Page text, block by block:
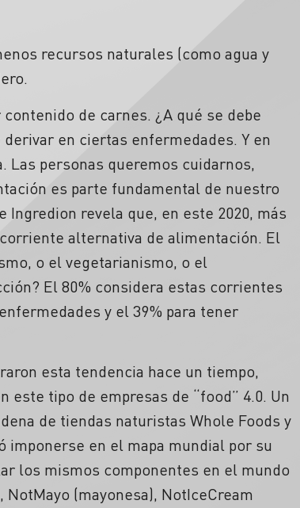
recursos naturales (como agua y
de carnes. ¿A qué se debe
en ciertas enfermedades. Y en
Las personas queremos cuidarnos,
es parte fundamental de nuestro
revela que, en este 2020, más
alternativa de alimentación. El
o el vegetarianismo, o el
El 80% considera estas corrientes
y el 39% para tener
esta tendencia hace un tiempo,
tipo de empresas de “food” 4.0. Un
de tiendas naturistas Whole Foods y
en el mapa mundial por su
los mismos componentes en el mundo
(mayonesa), NotIceCream